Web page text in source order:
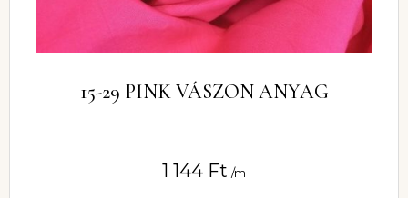
15-29 PINK VÁSZON ANYAG
1 144 Ft /m